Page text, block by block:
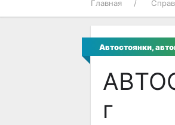
Главная
Автостоянки,
г